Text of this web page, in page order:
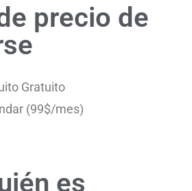
precio de
Gratuito
(99$/mes)
es